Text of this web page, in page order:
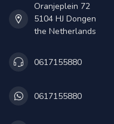
Oranjeplein 72
5104 HJ Dongen
the Netherlands
0617155880
0617155880